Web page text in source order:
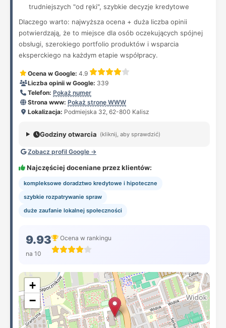
trudniejszych "od ręki", szybkie decyzje kredytowe
Dlaczego warto: najwyższa ocena + duża liczba opinii
potwierdzają, że to miejsce dla osób oczekujących spójnej
obsługi, szerokiego portfolio produktów i wsparcia
eksperckiego na każdym etapie współpracy.
Ocena w Google: 4.9
Liczba opinii w Google: 339
Telefon: Pokaż numer
Strona www: Pokaż stronę WWW
Lokalizacja: Podmiejska 32, 62-800 Kalisz
Godziny otwarcia (kliknij, aby sprawdzić)
Zobacz profil Google →
Najczęściej doceniane przez klientów:
kompleksowe doradztwo kredytowe i hipoteczne
szybkie rozpatrywanie spraw
duże zaufanie lokalnej społeczności
9.93
na 10
Ocena w rankingu
+
−